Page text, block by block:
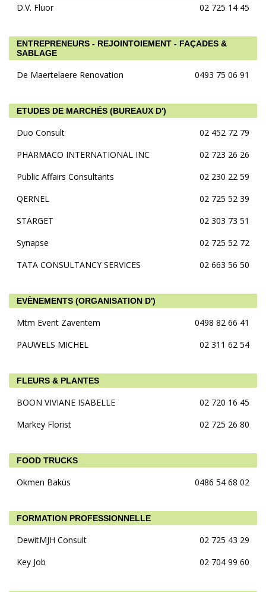
D.V. Fluor 02 725 14 45
ENTREPRENEURS - REJOINTOIEMENT - FAÇADES &
SABLAGE
De Maertelaere Renovation 0493 75 06 91
ETUDES DE MARCHÉS (BUREAUX D')
Duo Consult
02 452 72 79
PHARMACO INTERNATIONAL INC
02 723 26 26
Public Affairs Consultants
02 230 22 59
QERNEL
02 725 52 39
STARGET
02 303 73 51
Synapse
02 725 52 72
TATA CONSULTANCY SERVICES
02 663 56 50
EVÈNEMENTS (ORGANISATION D')
Mtm Event Zaventem
0498 82 66 41
PAUWELS MICHEL
02 311 62 54
FLEURS & PLANTES
BOON VIVIANE ISABELLE
02 720 16 45
Markey Florist
02 725 26 80
FOOD TRUCKS
Okmen Baküs 0486 54 68 02
FORMATION PROFESSIONNELLE
DewitMJH Consult
02 725 43 29
Key Job
02 704 99 60